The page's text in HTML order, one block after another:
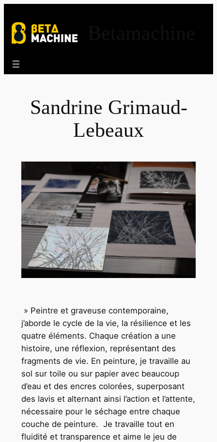
au
contenu
Sandrine Grimaud-
Lebeaux
» Peintre et graveuse contemporaine,
j’aborde le cycle de la vie, la résilience et les
quatre éléments. Chaque création a une
histoire, une réflexion, représentant des
fragments de vie. En peinture, je travaille au
sol sur toile ou sur papier avec beaucoup
d’eau et des encres colorées, superposant
des lavis et alternant ainsi l’action et l’attente,
nécessaire pour le séchage entre chaque
couche de peinture. Je travaille tout en
fluidité et transparence et aime le jeu de